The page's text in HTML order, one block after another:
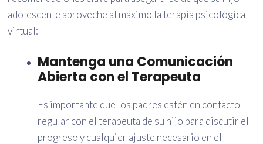
adolescente aproveche al máximo la terapia psicológica
virtual:
Mantenga una Comunicación
Abierta con el Terapeuta
Es importante que los padres estén en contacto
regular con el terapeuta de su hijo para discutir el
progreso y cualquier ajuste necesario en el